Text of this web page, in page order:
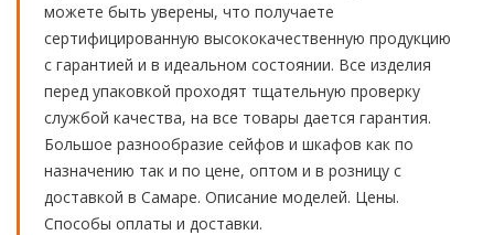
можете быть уверены, что получаете
сертифицированную высококачественную продукцию
с гарантией и в идеальном состоянии. Все изделия
перед упаковкой проходят тщательную проверку
службой качества, на все товары дается гарантия.
Большое разнообразие сейфов и шкафов как по
назначению так и по цене, оптом и в розницу с
доставкой в Самаре. Описание моделей. Цены.
Способы оплаты и доставки.